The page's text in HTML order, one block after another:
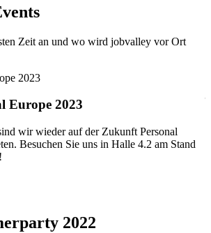
Zeit an und wo wird jobvalley vor Ort
2023
Europe 2023
wir wieder auf der Zukunft Personal
Besuchen Sie uns in Halle 4.2 am Stand
2022